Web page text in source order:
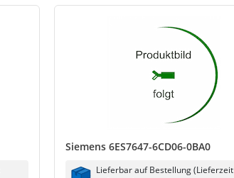
Siemens 6ES7647-6CD06-0BA0
Lieferbar auf Bestellung (Lieferzeit